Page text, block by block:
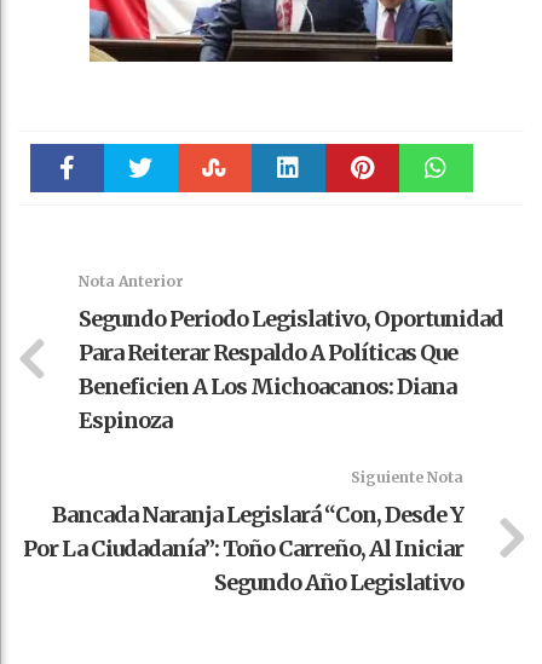
Nota Anterior
Segundo Periodo Legislativo, Oportunidad
Para Reiterar Respaldo A Políticas Que
Beneficien A Los Michoacanos: Diana
Espinoza
Siguiente Nota
Bancada Naranja Legislará “con, Desde Y
Por La Ciudadanía”: Toño Carreño, Al Iniciar
Segundo Año Legislativo